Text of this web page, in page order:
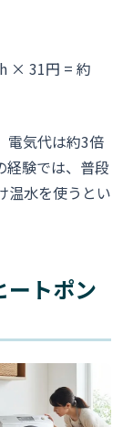
× 31円 = 約
電気代は約3倍
経験では、普段
温水を使うとい
ートポン